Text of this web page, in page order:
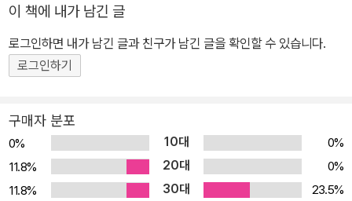
이 책에 내가 남긴 글
로그인하면 내가 남긴 글과 친구가 남긴 글을 확인할 수 있습니다.
로그인하기
구매자 분포
0% 10대
0%
11.8%
20대
0%
11.8%
30대
23.5%